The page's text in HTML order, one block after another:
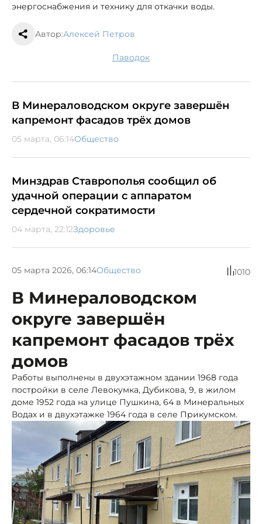
энергоснабжения и технику для откачки воды.
Автор:Алексей Петров
паводок
В Минераловодском округе завершён
капремонт фасадов трёх домов
05 марта, 06:14Общество
Минздрав Ставрополья сообщил об
удачной операции с аппаратом
сердечной сократимости
04 марта, 22:12Здоровье
05 марта 2026, 06:14Общество 1010
В Минераловодском
округе завершён
капремонт фасадов трёх
домов
Работы выполнены в двухэтажном здании 1968 года
постройки в селе Левокумка, Дубикова, 9, в жилом
доме 1952 года на улице Пушкина, 64 в Минеральных
Водах и в двухэтажке 1964 года в селе Прикумском.